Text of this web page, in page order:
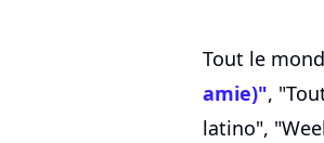
Tout le
amie)",
latino",